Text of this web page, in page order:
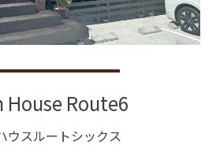
House Route6
ウスルートシックス